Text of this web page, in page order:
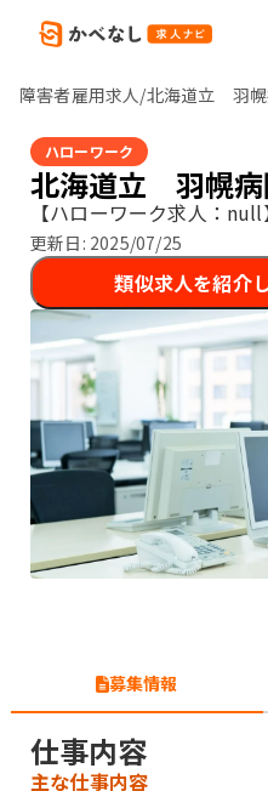
障害者雇用求人/北海道立 羽
ハローワーク
北海道立 羽幌病
【ハローワーク求人：null
更新日: 2025/07/25
類似求人を紹介
募集情報
仕事内容
主な仕事内容